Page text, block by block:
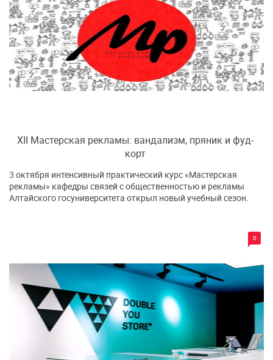
XII Мастерская рекламы: вандализм, пряник и фуд-
корт
0
3 октября интенсивный практический курс «Мастерская
рекламы» кафедры связей с общественностью и рекламы
Алтайского госуниверситета открыл новый учебный сезон.